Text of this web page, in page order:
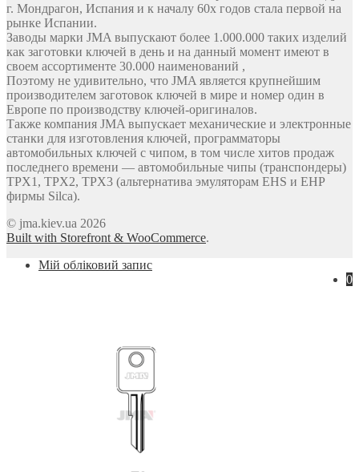
г. Мондрагон, Испания и к началу 60х годов стала первой на
рынке Испании.
Заводы марки JMA выпускают более 1.000.000 таких изделий
как заготовки ключей в день и на данный момент имеют в
своем ассортименте 30.000 наименований ,
Поэтому не удивительно, что JMA является крупнейшим
производителем заготовок ключей в мире и номер один в
Европе по производству ключей-оригиналов.
Также компания JMA выпускает механические и электронные
станки для изготовления ключей, программаторы
автомобильных ключей с чипом, в том числе хитов продаж
последнего времени — автомобильные чипы (транспондеры)
TPX1, TPX2, TPX3 (альтернатива эмуляторам EHS и EHP
фирмы Silca).
© jma.kiev.ua 2026
Built with Storefront & WooCommerce.
Мій обліковий запис
0